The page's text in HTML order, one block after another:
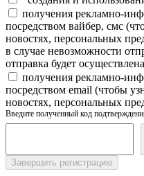
получения рекламно-
посредством вайбер, смс
новостях, персональных
в случае невозможности
отправка будет
получения рекламно-
посредством email (чтобы
новостях, персональных
Введите полученный код
Завершить регистрацию